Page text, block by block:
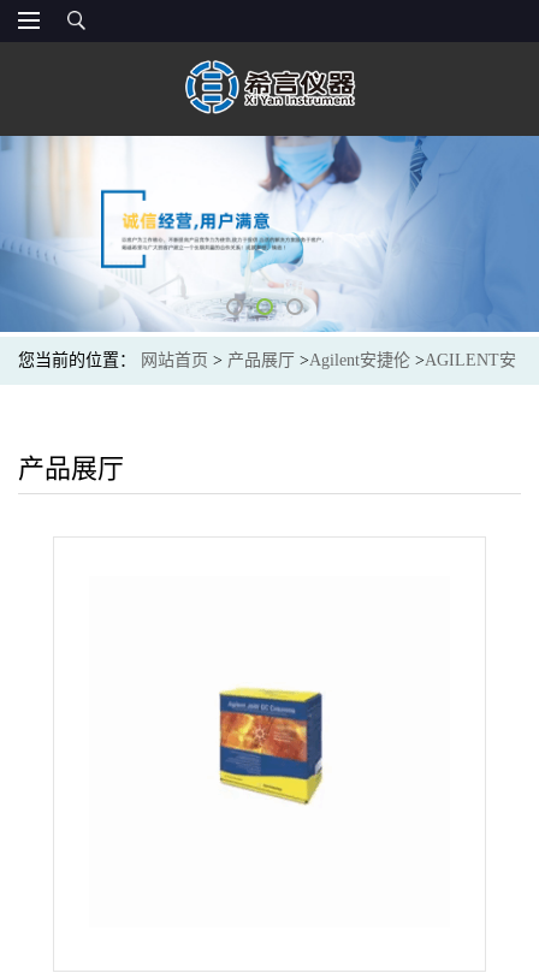
您当前的位置： 网站首页 > 产品展厅 >Agilent安捷伦 >AGILENT安
M),外径 1/8 英寸,内径 2 mm,Hayesep Q 填料,目数 80/100,经过预老化
产品展厅